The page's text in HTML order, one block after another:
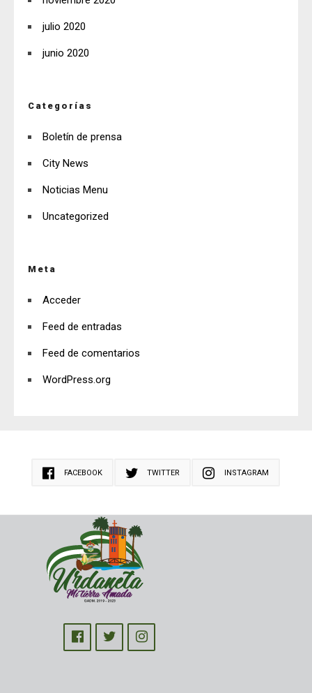
julio 2020
junio 2020
Categorías
Boletín de prensa
City News
Noticias Menu
Uncategorized
Meta
Acceder
Feed de entradas
Feed de comentarios
WordPress.org
FACEBOOK TWITTER INSTAGRAM